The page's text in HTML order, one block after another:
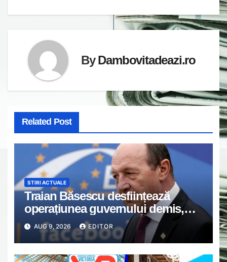
ByDambovitadeazi.ro
Related Post
STIRI ACTUALE
Traian Băsescu desființează
operațiunea guvernului demis,
Bolojan, de scufundare a barjelor
în Dunăre: „Este o improvizație”
AUG 9, 2026 EDITOR